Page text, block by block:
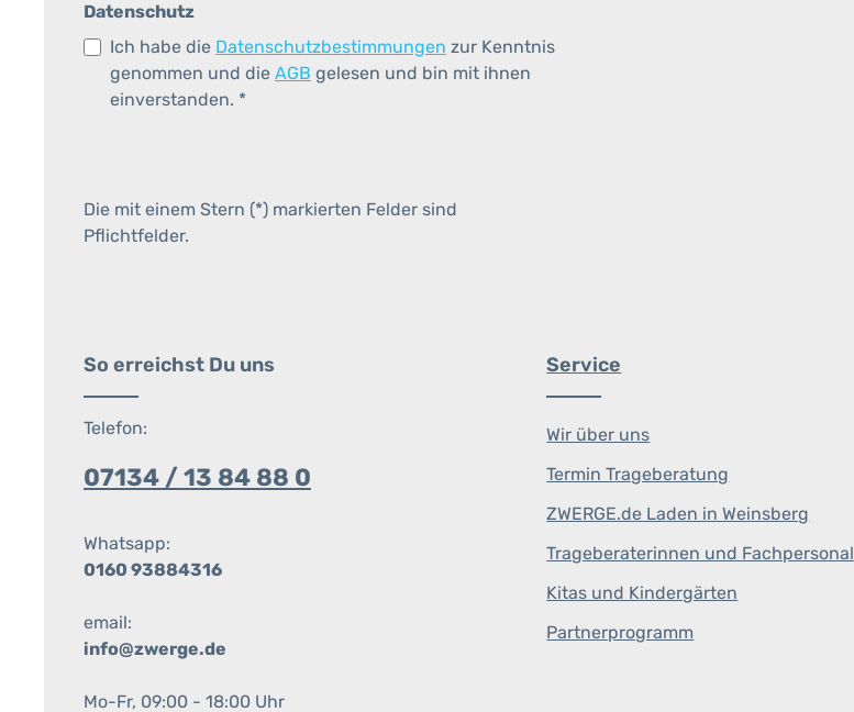
Datenschutz
Ich habe die Datenschutzbestimmungen zur Kenntnis
genommen und die AGB gelesen und bin mit ihnen
einverstanden. *
Die mit einem Stern (*) markierten Felder sind
Pflichtfelder.
So erreichst Du uns
Telefon:
07134 / 13 84 88 0
Whatsapp:
0160 93884316
email:
info@zwerge.de
Mo-Fr, 09:00 - 18:00 Uhr
Service
Wir über uns
Termin Trageberatung
ZWERGE.de Laden in Weinsberg
Trageberaterinnen und Fachpersonal
Kitas und Kindergärten
Partnerprogramm